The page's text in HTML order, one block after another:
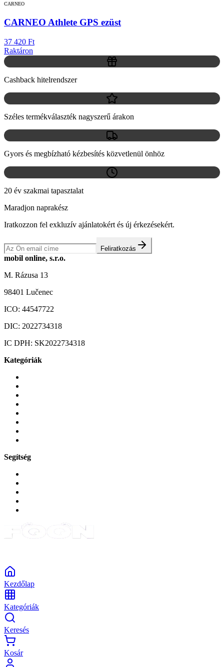
CARNEO
CARNEO Athlete GPS ezüst
37 420 Ft
Raktáron
Cashback hitelrendszer
Széles termékválaszték nagyszerű árakon
Gyors és megbízható kézbesítés közvetlenül önhöz
20 év szakmai tapasztalat
Maradjon naprakész
Iratkozzon fel exkluzív ajánlatokért és új érkezésekért.
Feliratkozás
mobil online, s.r.o.
M. Rázusa 13
98401 Lučenec
ICO: 44547722
DIC: 2022734318
IC DPH: SK2022734318
Kategóriák
Segítség
Kezdőlap
Kategóriák
Keresés
Kosár